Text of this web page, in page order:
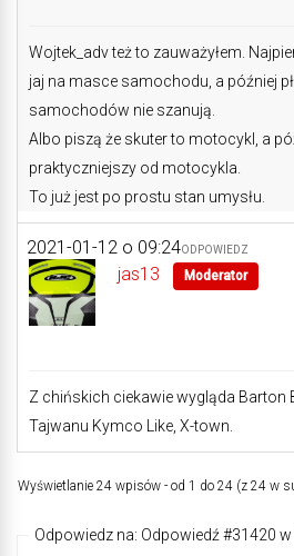
Wojtek_adv też to zauważyłem.
jaj na masce samochodu, a później
samochodów nie szanują.
Albo piszą że skuter to motocykl, a
praktyczniejszy od motocykla.
To już jest po prostu stan umysłu.
2021-01-12 o 09:24ODPOWIEDZ
jas13 Moderator
Z chińskich ciekawie wygląda Barton
Tajwanu Kymco Like, X-town.
Wyświetlanie 24 wpisów - od 1 do 24 (z 24 w
Odpowiedz na: Odpowiedź #31420